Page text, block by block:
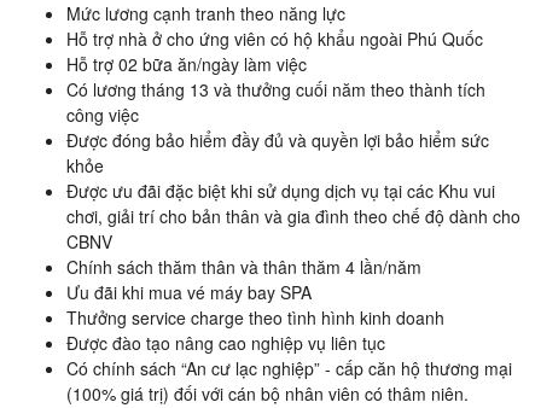
Mức lương cạnh tranh theo năng lực
Hỗ trợ nhà ở cho ứng viên có hộ khẩu ngoài Phú Quốc
Hỗ trợ 02 bữa ăn/ngày làm việc
Có lương tháng 13 và thưởng cuối năm theo thành tích
công việc
Được đóng bảo hiểm đầy đủ và quyền lợi bảo hiểm sức
khỏe
Được ưu đãi đặc biệt khi sử dụng dịch vụ tại các Khu vui
chơi, giải trí cho bản thân và gia đình theo chế độ dành cho
CBNV
Chính sách thăm thân và thân thăm 4 lần/năm
Ưu đãi khi mua vé máy bay SPA
Thưởng service charge theo tình hình kinh doanh
Được đào tạo nâng cao nghiệp vụ liên tục
Có chính sách “An cư lạc nghiệp” - cấp căn hộ thương mại
(100% giá trị) đối với cán bộ nhân viên có thâm niên.